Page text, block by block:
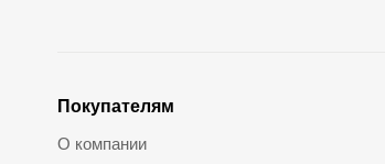
Покупателям
О компании